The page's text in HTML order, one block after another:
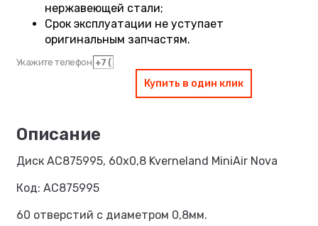
нержавеющей стали;
Срок эксплуатации не уступает
оригинальным запчастям.
Укажите телефон
Купить в один клик
Диск AC875995, 60х0,8 Kverneland MiniAir Nova
Код: AC875995
60 отверстий с диаметром 0,8мм.